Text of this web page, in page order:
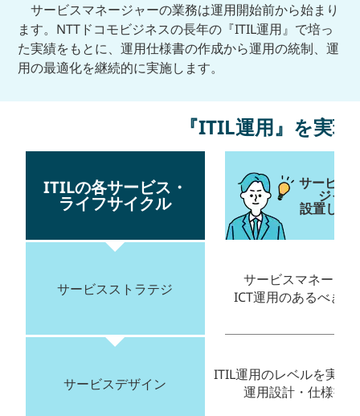
サービスマネージャーの業務は運用開始前から始まり
ます。NTTドコモビジネスの長年の『ITIL運用』で培っ
た実績をもとに、運用仕様書の作成から運用の統制、運
用の最適化を継続的に実施します。
『ITIL運用』を実
ITILの各サービス・
ライフサイクル
サービス
ジャ
設置した
サービスストラテジ
サービスマネージ
ICT運用のあるべき姿
サービスデザイン
ITIL運用のレベルを実現
運用設計・仕様書